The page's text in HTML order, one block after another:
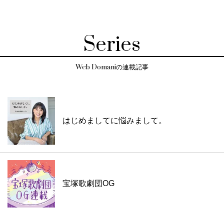
Series
Web Domaniの連載記事
はじめましてに悩みまして。
宝塚歌劇団OG